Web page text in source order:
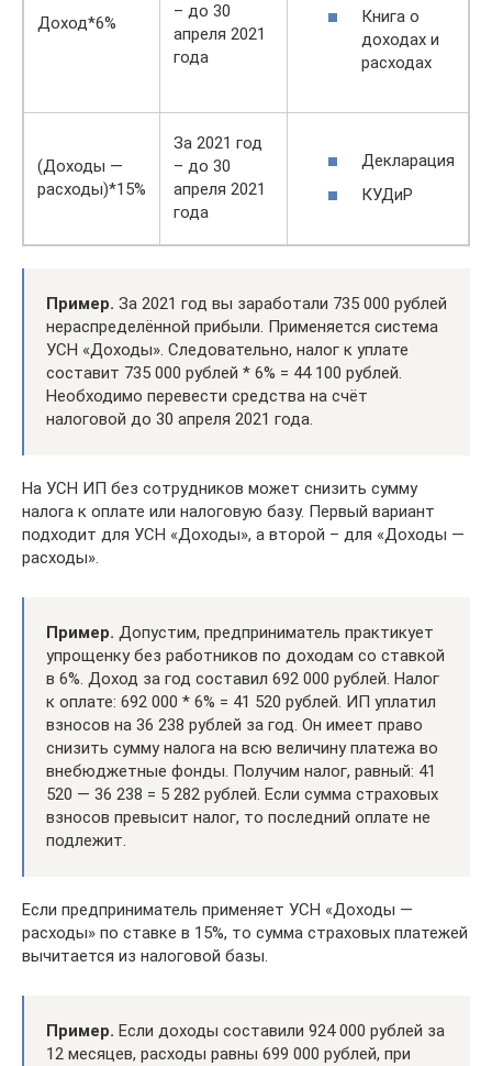
Доход*6%
– до 30
апреля 2021
года
Книга о
доходах и
расходах
(Доходы —
расходы)*15%
За 2021 год
– до 30
апреля 2021
года
Декларация
КУДиР
Пример. За 2021 год вы заработали 735 000 рублей
нераспределённой прибыли. Применяется система
УСН «Доходы». Следовательно, налог к уплате
составит 735 000 рублей * 6% = 44 100 рублей.
Необходимо перевести средства на счёт
налоговой до 30 апреля 2021 года.
На УСН ИП без сотрудников может снизить сумму
налога к оплате или налоговую базу. Первый вариант
подходит для УСН «Доходы», а второй – для «Доходы —
расходы».
Пример. Допустим, предприниматель практикует
упрощенку без работников по доходам со ставкой
в 6%. Доход за год составил 692 000 рублей. Налог
к оплате: 692 000 * 6% = 41 520 рублей. ИП уплатил
взносов на 36 238 рублей за год. Он имеет право
снизить сумму налога на всю величину платежа во
внебюджетные фонды. Получим налог, равный: 41
520 — 36 238 = 5 282 рублей. Если сумма страховых
взносов превысит налог, то последний оплате не
подлежит.
Если предприниматель применяет УСН «Доходы —
расходы» по ставке в 15%, то сумма страховых платежей
вычитается из налоговой базы.
Пример. Если доходы составили 924 000 рублей за
12 месяцев, расходы равны 699 000 рублей, при